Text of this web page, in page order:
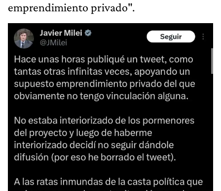
emprendimiento privado".